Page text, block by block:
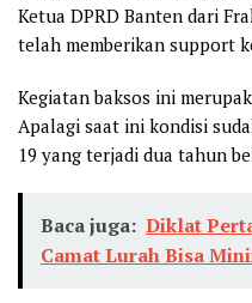
Ketua DPRD Banten dari
telah memberikan support
Kegiatan baksos ini
Apalagi saat ini kondisi
19 yang terjadi dua tahun
Baca juga: Diklat
Camat Lurah Bisa